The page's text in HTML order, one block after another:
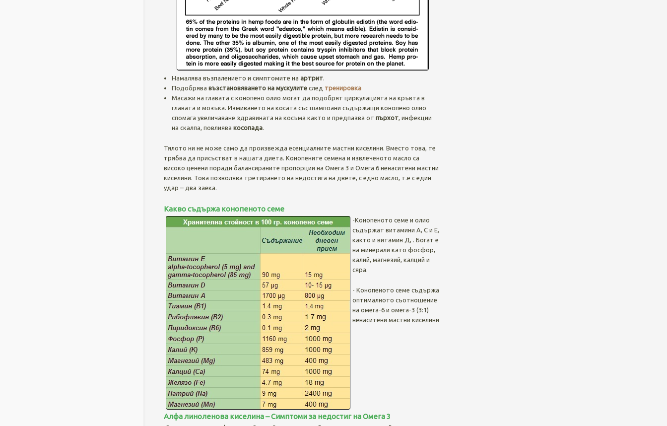
Намалява възпалението и симптомите на артрит
Подобрява възстановяването на мускулите след тренировка
Масажи на главата с конопено олио могат да подобрят циркулацията на кръвта в
главата и мозъка. Измиването на косата със шампоани съдържащи конопено олио
спомага увеличаване здравината на косъма както и предпазва от пърхот , инфекции
на скалпа, повлиява косопада
Тялото ни не може само да произвежда есенциалните мастни киселини. Вместо това, те
трябва да присъстват в нашата диета. Конопените семена и извлеченото масло са
високо ценени поради балансираните пропорции на Омега 3 и Омега 6 ненаситени мастни
киселини. Това позволява третирането на недостига на двете, с едно масло, т.е с един
удар – два заека.
Какво съдържа конопеното семе
-Конопеното семе и олио
съдържат витамини А, С и Е,
както и витамин Д, . Богат е
на минерали като фосфор,
калий, магнезий, калций и
сяра.
- Конопеното семе съдържа
оптималното съотношение
на омега-6 и омега-3 (3:1)
ненаситени мастни киселини
Алфа линоленова киселина – Симптоми за недостиг на Омега 3